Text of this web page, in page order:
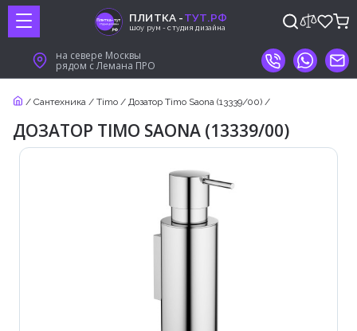
ПЛИТКА -ТУТ.РФ
шоу рум - студия дизайна
на севере Москвы
рядом с Лемана ПРО
/ Сантехника / Timo / Дозатор Timo Saona (13339/00) /
ДОЗАТОР TIMO SAONA (13339/00)